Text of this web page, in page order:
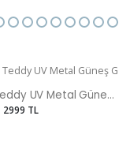
Toms Teddy UV Metal Güneş Gözlüğü
2999 TL